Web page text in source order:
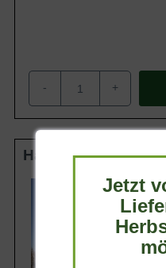
- +
Halbstamm 16-18
Jetzt